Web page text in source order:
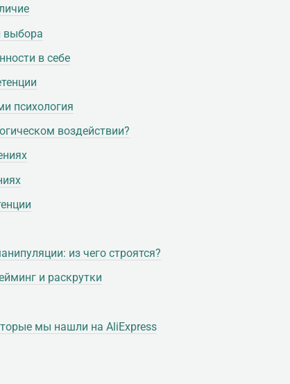
выбора
в себе
психология
воздействии?
из чего строятся?
и раскрутки
мы нашли на AliExpress